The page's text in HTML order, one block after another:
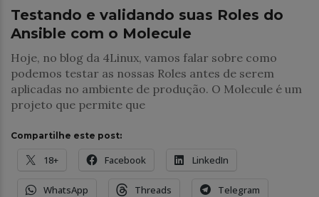
Testando e validando suas Roles do
Ansible com o Molecule
Hoje, no blog da 4Linux, vamos falar sobre como
podemos testar as nossas Roles antes de serem
aplicadas no ambiente de produção. O Molecule é um
projeto que permite que
Compartilhe este post:
18+ Facebook LinkedIn
WhatsApp Threads Telegram